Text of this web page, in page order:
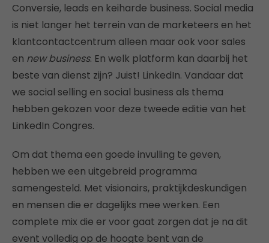
Conversie, leads en keiharde business. Social media
is niet langer het terrein van de marketeers en het
klantcontactcentrum alleen maar ook voor sales
en new business. En welk platform kan daarbij het
beste van dienst zijn? Juist! LinkedIn. Vandaar dat
we social selling en social business als thema
hebben gekozen voor deze tweede editie van het
LinkedIn Congres.
Om dat thema een goede invulling te geven,
hebben we een uitgebreid programma
samengesteld. Met visionairs, praktijkdeskundigen
en mensen die er dagelijks mee werken. Een
complete mix die er voor gaat zorgen dat je na dit
event volledig op de hoogte bent van de